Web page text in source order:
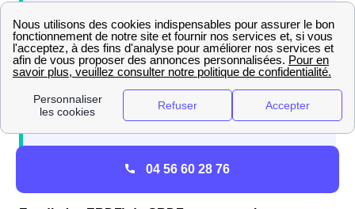
Ces informations ne vous suffisent pas et vous
souhaitez aller plus loin ? Pour obtenir
davantage d'informations, vous pouvez aller
surle site de l'ADEME.
04 56 60 28 76